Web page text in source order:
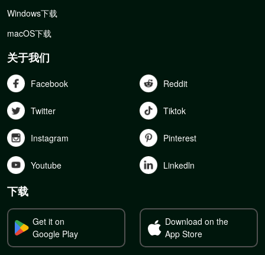
Windows下载
macOS下载
关于我们
Facebook Reddit
Twitter Tiktok
Instagram Pinterest
Youtube Linkedln
下载
Get it on
Google Play
Download on the
App Store